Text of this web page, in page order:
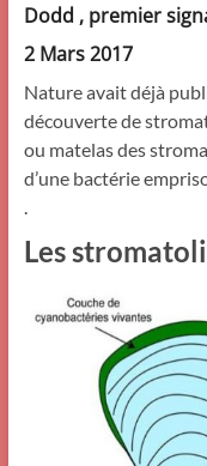
Dodd , premier
2 Mars 2017
Nature avait déjà
découverte de
ou matelas des
d’une bactérie
Les